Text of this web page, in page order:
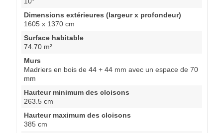
Dimensions extérieures (largeur x profondeur)
1605 x 1370 cm
Surface habitable
74.70 m²
Murs
Madriers en bois de 44 + 44 mm avec un espace de 70
mm
Hauteur minimum des cloisons
263.5 cm
Hauteur maximum des cloisons
385 cm